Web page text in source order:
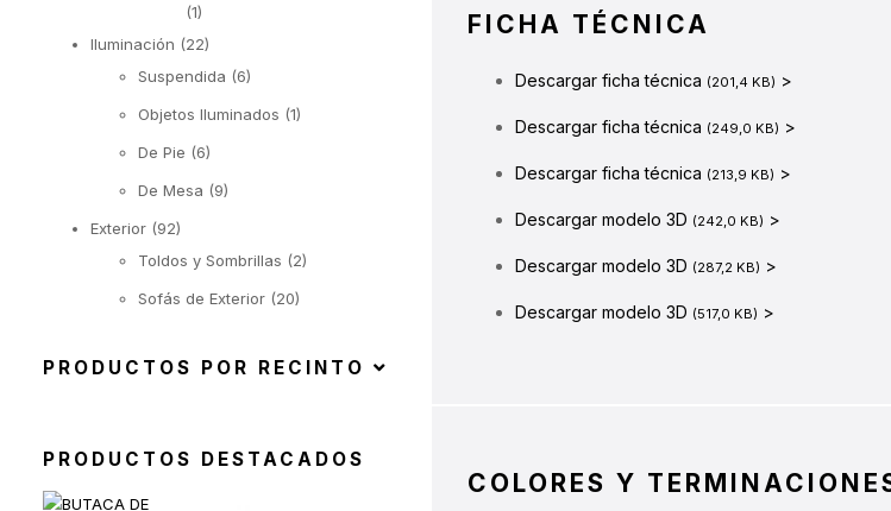
FICHA TÉCNICA
Descargar ficha técnica (201,4 KB) >
Descargar ficha técnica (249,0 KB) >
Descargar ficha técnica (213,9 KB) >
Descargar modelo 3D (242,0 KB) >
Descargar modelo 3D (287,2 KB) >
Descargar modelo 3D (517,0 KB) >
COLORES Y
(1)
Iluminación (22)
Suspendida (6)
Objetos Iluminados (1)
De Pie (6)
De Mesa (9)
Exterior (92)
Toldos y Sombrillas (2)
Sofás de Exterior (20)
Taburetes de Exterior (12)
(6)
PRODUCTOS POR RECINTO
PRODUCTOS DESTACADOS